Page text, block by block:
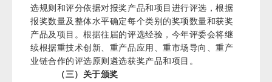
选规则和评分依据对报奖产品和项目进行评选，根据
报奖数量及整体水平确定每个类别的奖项数量和获奖
产品及项目。根据往届的评选经验，今年评委会将继
续根据重技术创新、重产品应用、重市场导向、重产
业链合作的评选原则遴选获奖产品和项目。
（三）关于颁奖